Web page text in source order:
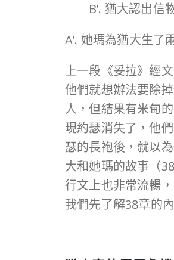
B’. 猶大認出信
A’. 她瑪為猶大生了
上一段《妥拉》經
他們就想辦法要除
人，但結果有米甸
現約瑟消失了，他
瑟的長袍後，就以
大和她瑪的故事（
行文上也非常流暢
我們先了解38章的